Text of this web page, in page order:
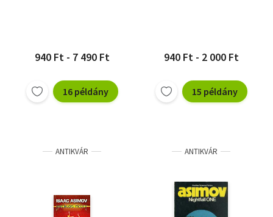
940 Ft - 7 490 Ft
16 példány
940 Ft - 2 000 Ft
15 példány
ANTIKVÁR ANTIKVÁR